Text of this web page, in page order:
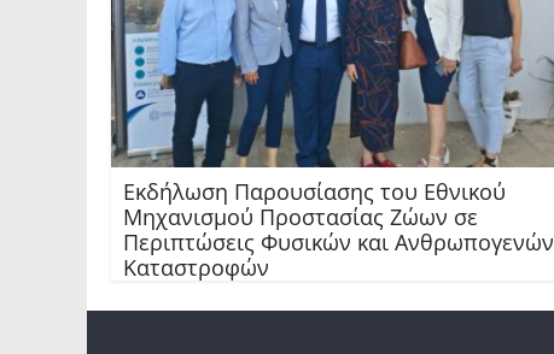
Εκδήλωση Παρουσίασης του Εθνικού
Μηχανισμού Προστασίας Ζώων σε
Περιπτώσεις Φυσικών και Ανθρωπογενών
Καταστροφών